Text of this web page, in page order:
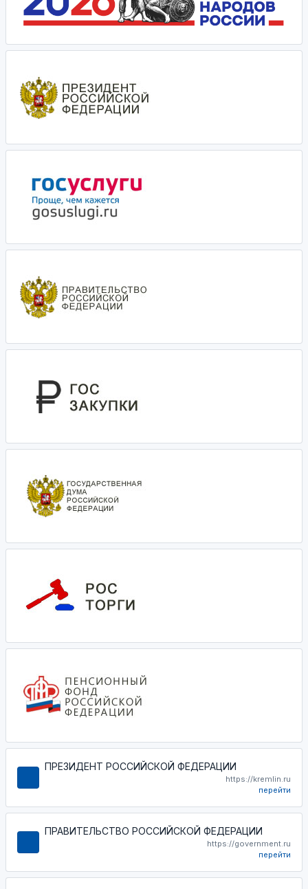
ПРЕЗИДЕНТ РОССИЙСКОЙ ФЕДЕРАЦИИ
https://kremlin.ru
перейти
ПРАВИТЕЛЬСТВО РОССИЙСКОЙ ФЕДЕРАЦИИ
https://government.ru
перейти